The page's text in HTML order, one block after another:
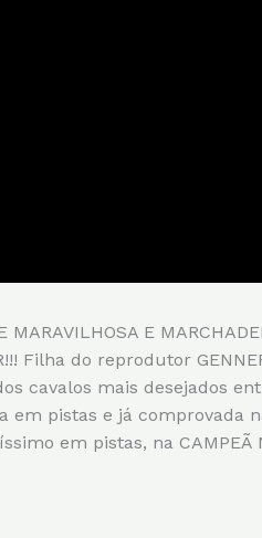
E
Filha do reprodutor
mais desejados
em pistas e já comprovada
em pistas, na CAMPEÃ